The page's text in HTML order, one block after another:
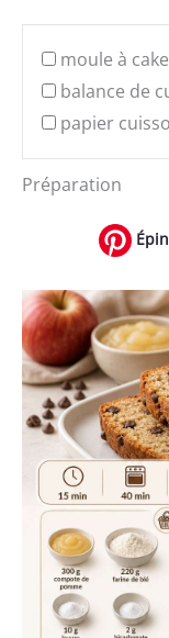
moule à cake
balance de
papier
Préparation